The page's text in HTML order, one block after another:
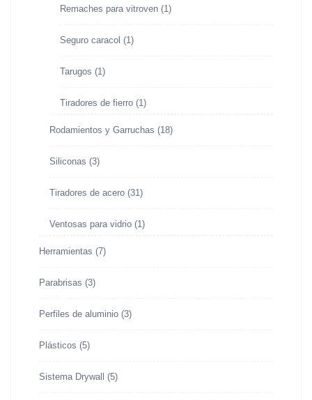
Remaches para vitroven (1)
Seguro caracol (1)
Tarugos (1)
Tiradores de fierro (1)
Rodamientos y Garruchas (18)
Siliconas (3)
Tiradores de acero (31)
Ventosas para vidrio (1)
Herramientas (7)
Parabrisas (3)
Perfiles de aluminio (3)
Plásticos (5)
Sistema Drywall (5)